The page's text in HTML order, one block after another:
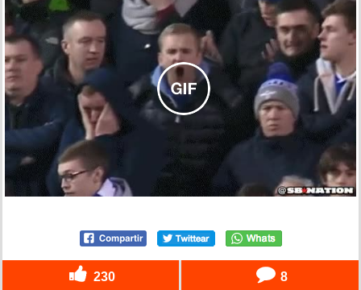
230 8